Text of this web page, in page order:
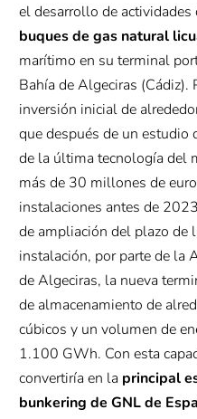
el desarrollo de actividades
buques de gas natural
marítimo en su terminal
Bahía de Algeciras (Cádiz).
inversión inicial de
que después de un estudio
de la última tecnología del
más de 30 millones de
instalaciones antes de
de ampliación del plazo de
instalación, por parte de la
de Algeciras, la nueva
de almacenamiento de
cúbicos y un volumen de
1.100 GWh. Con esta
convertiría en la principal
bunkering de GNL de